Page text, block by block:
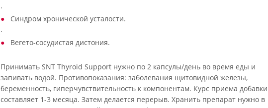
·
Синдром хронической усталости.
·
Вегето-сосудистая дистония.
Принимать SNT Thyroid Support нужно по 2 капсулы/день во время еды и
запивать водой. Противопоказания: заболевания щитовидной железы,
беременность, гиперчувствительность к компонентам. Курс приема добавки
составляет 1-3 месяца. Затем делается перерыв. Хранить препарат нужно в